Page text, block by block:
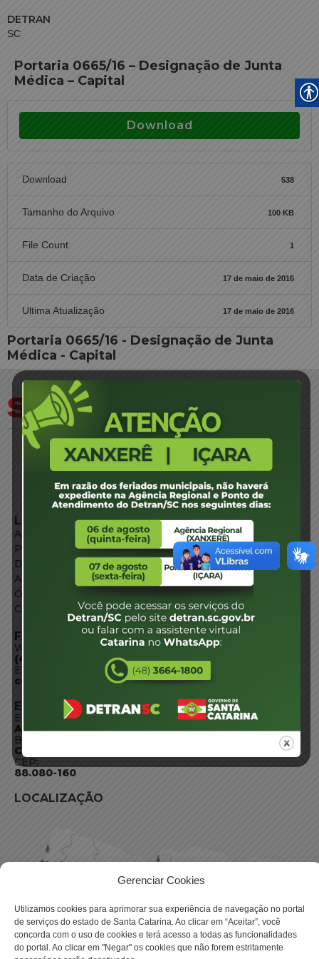
Gerenciar Cookies
Utilizamos cookies para aprimorar sua experiência de navegação no portal
de serviços do estado de Santa Catarina. Ao clicar em “Aceitar”, você
concorda com o uso de cookies e terá acesso a todas as funcionalidades
do portal. Ao clicar em "Negar" os cookies que não forem estritamente
DETRAN
SC
Portaria 0665/16 – Designação de Junta
Médica – Capital
Download
Download 538
Tamanho do Arquivo 100 KB
File Count 1
Data de Criação 17 de maio de 2016
Ultima Atualização 17 de maio de 2016
Portaria 0665/16 - Designação de Junta
Médica - Capital
LINKS EXTERNOS
Agência de Notícias
Portal de Serviços
Diário Oficial
Acesso à Informação
Órgãos do Governo
Conheça SC
FALE CONOSCO
WhatsApp:
(48) 3664-1800
E-mail:
centraldeinformacoes@detran.sc.gov.br
ENDEREÇO
Endereço:
Av. Almirante Tamandaré - 480
Bairro:
Coqueiros, Florianópolis SC
CEP:
88.080-160
LOCALIZAÇÃO